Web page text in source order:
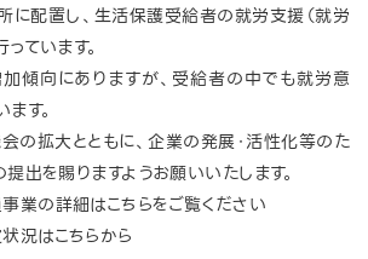
配置し、生活保護受給者の就労支援（就労
ています。
傾向にありますが、受給者の中でも就労意
す。
の拡大とともに、企業の発展・活性化等のた
出を賜りますようお願いいたします。
業の詳細はこちらをご覧ください
況はこちらから